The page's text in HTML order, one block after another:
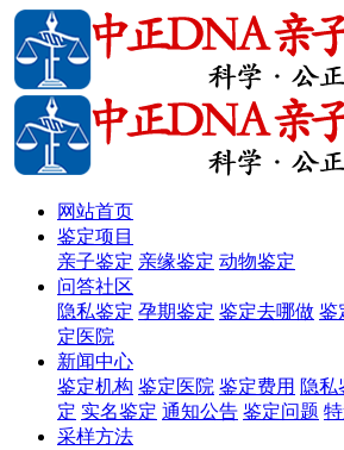
网站首页
鉴定项目
亲子鉴定 亲缘鉴定 动物鉴定
问答社区
隐私鉴定 孕期鉴定 鉴定去哪做 鉴
定医院
新闻中心
鉴定机构 鉴定医院 鉴定费用 隐私
定 实名鉴定 通知公告 鉴定问题
采样方法